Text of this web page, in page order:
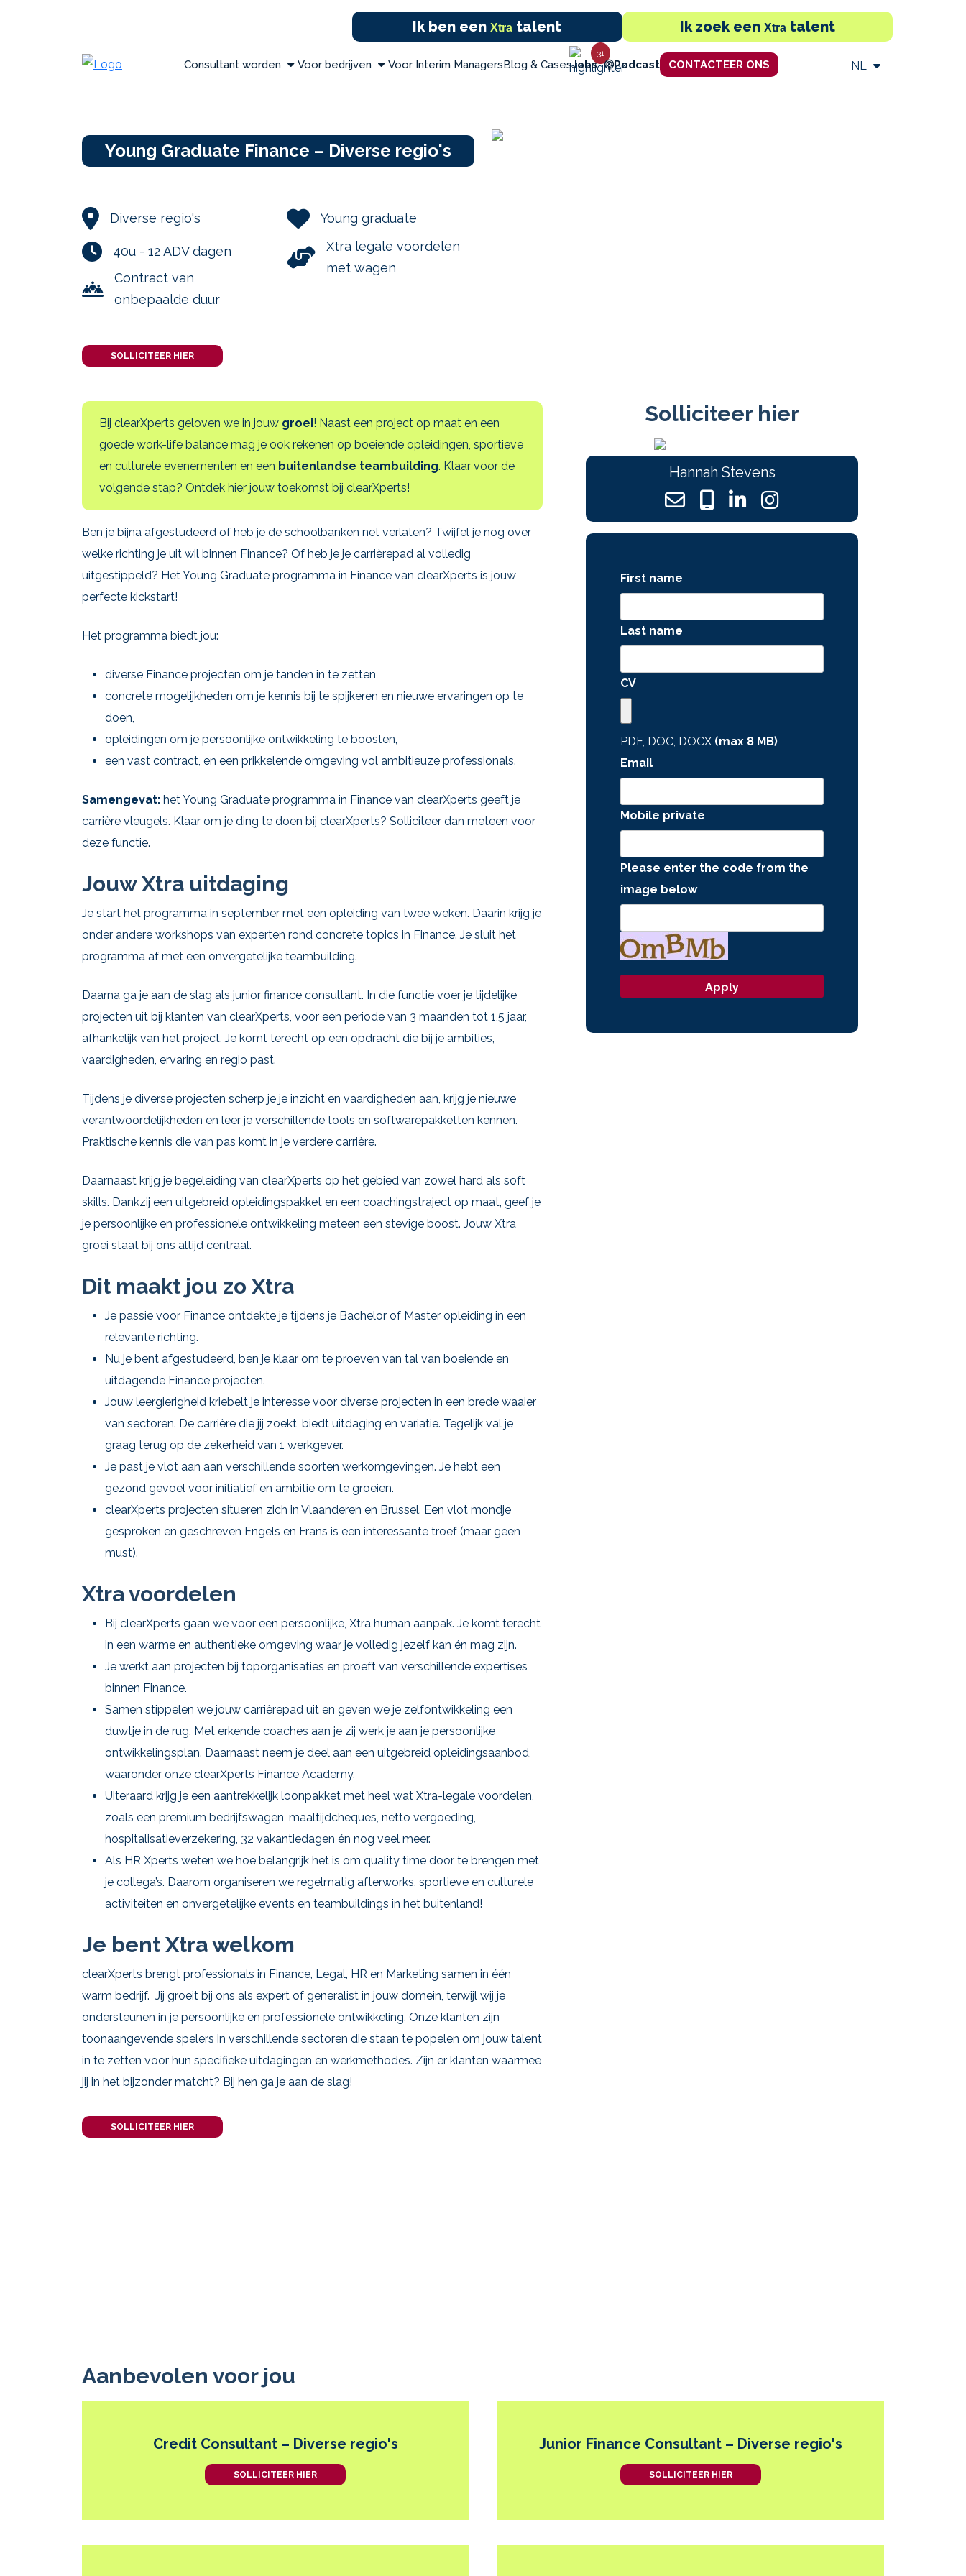
Ik ben eenXtra talent Ik zoek een Xtratalent
Consultant worden Voor bedrijven Voor Interim ManagersBlog & CasesJobs
31
Podcast CONTACTEER ONS NL
Young Graduate Finance – Diverse regio's
Diverse regio's
40u - 12 ADV dagen
Contract van
onbepaalde duur
Young graduate
Xtra legale voordelen
met wagen
SOLLICITEER HIER
Bij clearXperts geloven we in jouw groei! Naast een project op maat en een
goede work-life balance mag je ook rekenen op boeiende opleidingen, sportieve
en culturele evenementen en een buitenlandse teambuilding. Klaar voor de
volgende stap? Ontdek hier jouw toekomst bij clearXperts!
Ben je bijna afgestudeerd of heb je de schoolbanken net verlaten? Twijfel je nog over
welke richting je uit wil binnen Finance? Of heb je je carrièrepad al volledig
uitgestippeld? Het Young Graduate programma in Finance van clearXperts is jouw
perfecte kickstart!
Het programma biedt jou:
diverse Finance projecten om je tanden in te zetten,
concrete mogelijkheden om je kennis bij te spijkeren en nieuwe ervaringen op te
doen,
opleidingen om je persoonlijke ontwikkeling te boosten,
een vast contract, en een prikkelende omgeving vol ambitieuze professionals.
Samengevat: het Young Graduate programma in Finance van clearXperts geeft je
carrière vleugels. Klaar om je ding te doen bij clearXperts? Solliciteer dan meteen voor
deze functie.
Jouw Xtra uitdaging
Je start het programma in september met een opleiding van twee weken. Daarin krijg je
onder andere workshops van experten rond concrete topics in Finance. Je sluit het
programma af met een onvergetelijke teambuilding.
Daarna ga je aan de slag als junior finance consultant. In die functie voer je tijdelijke
projecten uit bij klanten van clearXperts, voor een periode van 3 maanden tot 1,5 jaar,
afhankelijk van het project. Je komt terecht op een opdracht die bij je ambities,
vaardigheden, ervaring en regio past.
Tijdens je diverse projecten scherp je je inzicht en vaardigheden aan, krijg je nieuwe
verantwoordelijkheden en leer je verschillende tools en softwarepakketten kennen.
Praktische kennis die van pas komt in je verdere carrière.
Daarnaast krijg je begeleiding van clearXperts op het gebied van zowel hard als soft
skills. Dankzij een uitgebreid opleidingspakket en een coachingstraject op maat, geef je
je persoonlijke en professionele ontwikkeling meteen een stevige boost. Jouw Xtra
groei staat bij ons altijd centraal.
Dit maakt jou zo Xtra
Je passie voor Finance ontdekte je tijdens je Bachelor of Master opleiding in een
relevante richting.
Nu je bent afgestudeerd, ben je klaar om te proeven van tal van boeiende en
uitdagende Finance projecten.
Jouw leergierigheid kriebelt je interesse voor diverse projecten in een brede waaier
van sectoren. De carrière die jij zoekt, biedt uitdaging en variatie. Tegelijk val je
graag terug op de zekerheid van 1 werkgever.
Je past je vlot aan aan verschillende soorten werkomgevingen. Je hebt een
gezond gevoel voor initiatief en ambitie om te groeien.
clearXperts projecten situeren zich in Vlaanderen en Brussel. Een vlot mondje
gesproken en geschreven Engels en Frans is een interessante troef (maar geen
must).
Xtra voordelen
Bij clearXperts gaan we voor een persoonlijke, Xtra human aanpak. Je komt terecht
in een warme en authentieke omgeving waar je volledig jezelf kan én mag zijn.
Je werkt aan projecten bij toporganisaties en proeft van verschillende expertises
binnen Finance.
Samen stippelen we jouw carrièrepad uit en geven we je zelfontwikkeling een
duwtje in de rug. Met erkende coaches aan je zij werk je aan je persoonlijke
ontwikkelingsplan. Daarnaast neem je deel aan een uitgebreid opleidingsaanbod,
waaronder onze clearXperts Finance Academy.
Uiteraard krijg je een aantrekkelijk loonpakket met heel wat Xtra-legale voordelen,
zoals een premium bedrijfswagen, maaltijdcheques, netto vergoeding,
hospitalisatieverzekering, 32 vakantiedagen én nog veel meer.
Als HR Xperts weten we hoe belangrijk het is om quality time door te brengen met
je collega’s. Daarom organiseren we regelmatig afterworks, sportieve en culturele
activiteiten en onvergetelijke events en teambuildings in het buitenland!
Je bent Xtra welkom
clearXperts brengt professionals in Finance, Legal, HR en Marketing samen in één
warm bedrijf. Jij groeit bij ons als expert of generalist in jouw domein, terwijl wij je
ondersteunen in je persoonlijke en professionele ontwikkeling. Onze klanten zijn
toonaangevende spelers in verschillende sectoren die staan te popelen om jouw talent
in te zetten voor hun specifieke uitdagingen en werkmethodes. Zijn er klanten waarmee
jij in het bijzonder matcht? Bij hen ga je aan de slag!
SOLLICITEER HIER
Solliciteer hier
Hannah Stevens
First name
Last name
CV
PDF, DOC, DOCX (max 8 MB)
Email
Mobile private
Please enter the code from the
image below
Aanbevolen voor jou
Credit Consultant – Diverse regio's
SOLLICITEER HIER
Junior Finance Consultant – Diverse regio's
SOLLICITEER HIER